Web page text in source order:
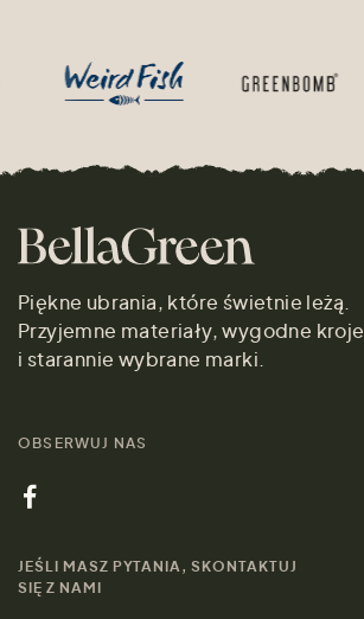
Piękne ubrania, które świetnie leżą.
Przyjemne materiały, wygodne kroje
i starannie wybrane marki.
OBSERWUJ NAS
JEŚLI MASZ PYTANIA, SKONTAKTUJ
SIĘ Z NAMI